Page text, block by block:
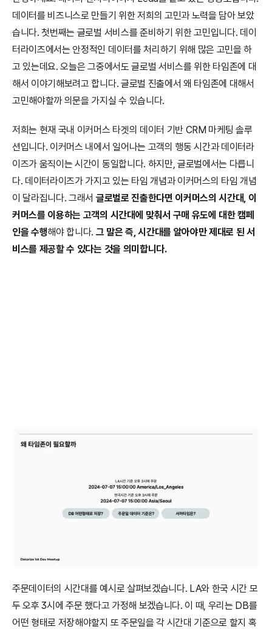
데이터를 비즈니스로 만들기 위한 저희의 고민과 노력을 담아 보았
습니다. 첫번째는 글로벌 서비스를 준비하기 위한 고민입니다. 데이
터라이즈에서는 안정적인 데이터를 처리하기 위해 많은 고민을 하
고 있는데요. 오늘은 그중에서도 글로벌 서비스를 위한 타임존에 대
해서 이야기해보려고 합니다. 글로벌 진출에서 왜 타임존에 대해서
고민해야할까 의문을 가지실 수 있습니다.
저희는 현재 국내 이커머스 타겟의 데이터 기반 CRM 마케팅 솔루
션입니다. 이커머스 내에서 일어나는 고객의 행동 시간과 데이터라
이즈가 움직이는 시간이 동일합니다. 하지만, 글로벌에서는 다릅니
다. 데이터라이즈가 가지고 있는 타임 개념과 이커머스의 타임 개념
이 달라집니다. 그래서 글로벌로 진출한다면 이커머스의 시간대, 이
커머스를 이용하는 고객의 시간대에 맞춰서 구매 유도에 대한 캠페
인을 수행해야 합니다. 그 말은 즉, 시간대를 알아야만 제대로 된 서
비스를 제공할 수 있다는 것을 의미합니다.
주문데이터의 시간대를 예시로 살펴보겠습니다. LA와 한국 시간 모
두 오후 3시에 주문 했다고 가정해 보겠습니다. 이 때, 우리는 DB를
어떤 형태로 저장해야할지 또 주문일을 각 시간대 기준으로 할지 혹